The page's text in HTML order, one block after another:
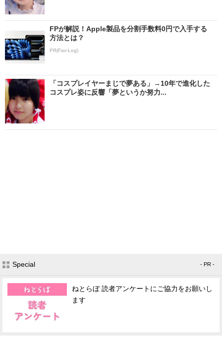
FPが解説！Apple製品を分割手数料0円で入手する
方法とは？
PR(Fav-Log)
「コスプレイヤーまじで夢ある」→10年で進化した
コスプレ姿に反響「夢というか努力...
Special - PR -
ねとらぼ 読者アンケートにご協力をお願いし
ます